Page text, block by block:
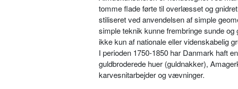
tomme flade førte til overlæsset og
stiliseret ved anvendelsen af simple
simple teknik kunne frembringe sunde
ikke kun af nationale eller videnskabelig
I perioden 1750-1850 har Danmark haft
guldbroderede huer (guldnakker),
karvesnitarbejder og vævninger.